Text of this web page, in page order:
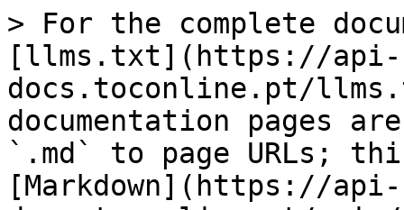
> For the complete
[llms.txt](https://api-
docs.toconline.pt/
documentation pages
`.md` to page URLs;
[Markdown](https://api-